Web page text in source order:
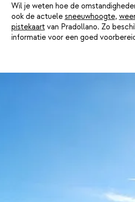
Wil je weten hoe de
ook de actuele sneeuwhoogte,
pistekaartvan Pradollano. Zo
informatie voor een goed